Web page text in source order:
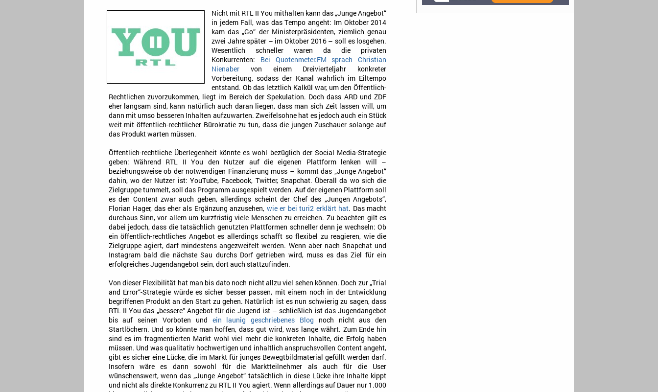
Nicht mit RTL II You mithalten kann das „Junge Angebot“
in jedem Fall, was das Tempo angeht: Im Oktober 2014
kam das „Go“ der Ministerpräsidenten, ziemlich genau
zwei Jahre später – im Oktober 2016 – soll es losgehen.
Wesentlich schneller waren da die privaten
Konkurrenten: Bei Quotenmeter.FM sprach Christian
Nienabervon einem Dreivierteljahr konkreter
Vorbereitung, sodass der Kanal wahrlich im Eiltempo
entstand. Ob das letztlich Kalkül war, um den Öffentlich-
Rechtlichen zuvorzukommen, liegt im Bereich der Spekulation. Doch dass ARD und ZDF
eher langsam sind, kann natürlich auch daran liegen, dass man sich Zeit lassen will, um
dann mit umso besseren Inhalten aufzuwarten. Zweifelsohne hat es jedoch auch ein Stück
weit mit öffentlich-rechtlicher Bürokratie zu tun, dass die jungen Zuschauer solange auf
das Produkt warten müssen.
Öffentlich-rechtliche Überlegenheit könnte es wohl bezüglich der Social Media-Strategie
geben: Während RTL II You den Nutzer auf die eigenen Plattform lenken will –
beziehungsweise ob der notwendigen Finanzierung muss – kommt das „Junge Angebot“
dahin, wo der Nutzer ist: YouTube, Facebook, Twitter, Snapchat. Überall da wo sich die
Zielgruppe tummelt, soll das Programm ausgespielt werden. Auf der eigenen Plattform soll
es den Content zwar auch geben, allerdings scheint der Chef des „Jungen Angebots“,
Florian Hager, das eher als Ergänzung anzusehen, wie er bei turi2 erklärt hat. Das macht
durchaus Sinn, vor allem um kurzfristig viele Menschen zu erreichen. Zu beachten gilt es
dabei jedoch, dass die tatsächlich genutzten Plattformen schneller denn je wechseln: Ob
ein öffentlich-rechtliches Angebot es allerdings schafft so flexibel zu reagieren, wie die
Zielgruppe agiert, darf mindestens angezweifelt werden. Wenn aber nach Snapchat und
Instagram bald die nächste Sau durchs Dorf getrieben wird, muss es das Ziel für ein
erfolgreiches Jugendangebot sein, dort auch stattzufinden.
Von dieser Flexibilität hat man bis dato noch nicht allzu viel sehen können. Doch zur „Trial
and Error“-Strategie würde es sicher besser passen, mit einem noch in der Entwicklung
begriffenen Produkt an den Start zu gehen. Natürlich ist es nun schwierig zu sagen, dass
RTL II You das „bessere“ Angebot für die Jugend ist – schließlich ist das Jugendangebot
bis auf seinen Vorboten und ein launig geschriebenes Blog noch nicht aus den
Startlöchern. Und so könnte man hoffen, dass gut wird, was lange währt. Zum Ende hin
sind es im fragmentierten Markt wohl viel mehr die konkreten Inhalte, die Erfolg haben
müssen. Und was qualitativ hochwertigen und inhaltlich anspruchsvollen Content angeht,
gibt es sicher eine Lücke, die im Markt für junges Bewegtbildmaterial gefüllt werden darf.
Insofern wäre es dann sowohl für die Marktteilnehmer als auch für die User
wünschenswert, wenn das „Junge Angebot“ tatsächlich in diese Lücke ihre Inhalte kippt
und nicht als direkte Konkurrenz zu RTL II You agiert. Wenn allerdings auf Dauer nur 1.000